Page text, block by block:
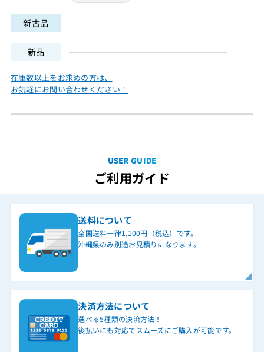
新古品
新品
在庫数以上をお求めの方は、
お気軽にお問い合わせください！
USER GUIDE
ご利用ガイド
送料について
全国送料一律1,100円（税込）です。
沖縄県のみ別途お見積りになります。
決済方法について
選べる5種類の決済方法！
後払いにも対応でスムーズにご購入が可能です。